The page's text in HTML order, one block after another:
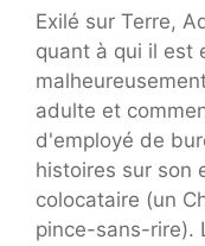
Exilé sur Terre,
quant à qui il est
adulte et
d'employé de
histoires sur son
colocataire (un
pince-sans-rire).